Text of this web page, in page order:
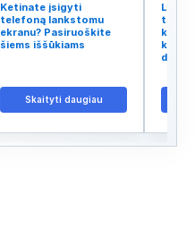
Ketinate įsigyti
telefoną lankstomu
ekranu? Pasiruoškite
šiems iššūkiams
Skaityti daugiau
tinklo
kodėl
kalba